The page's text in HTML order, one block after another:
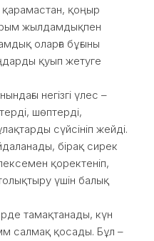
қоңыр
жылдамдықпен
оларға бұғыны
қуып жетуге
негізгі үлес –
шөптерді,
сүйсініп жейді.
бірақ сирек
қоректеніп,
үшін балық
тамақтанады, күн
салмақ қосады. Бұл –